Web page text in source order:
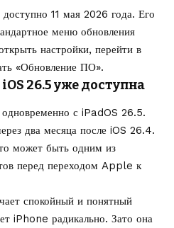
11 мая 2026 года. Его
меню обновления
настройки, перейти в
«Обновление ПО».
26.5 уже доступна
с iPadOS 26.5.
два месяца после iOS 26.4.
может быть одним из
перед переходом Apple к
спокойный и понятный
iPhone радикально. Зато она